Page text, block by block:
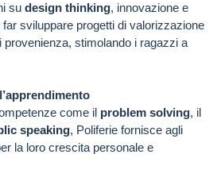
su design thinking, innovazione e
far sviluppare progetti di valorizzazione
provenienza, stimolando i ragazzi a
come il problem solving, il
speaking, Poliferie fornisce agli
la loro crescita personale e